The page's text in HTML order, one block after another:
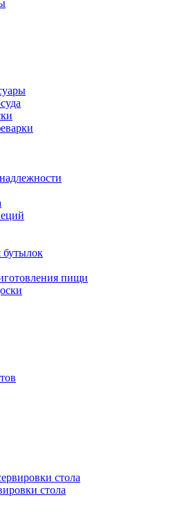
бутылок
пищи
стола
стола